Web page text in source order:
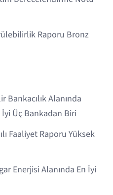
Raporu Bronz
Bankacılık Alanında
Üç Bankadan Biri
Faaliyet Raporu Yüksek
Enerjisi Alanında En İyi